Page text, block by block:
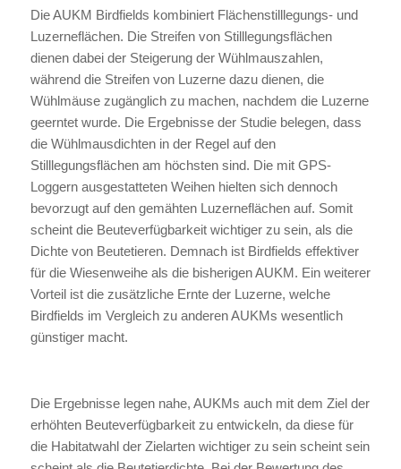
Die AUKM Birdfields kombiniert Flächenstilllegungs- und
Luzerneflächen. Die Streifen von Stilllegungsflächen
dienen dabei der Steigerung der Wühlmauszahlen,
während die Streifen von Luzerne dazu dienen, die
Wühlmäuse zugänglich zu machen, nachdem die Luzerne
geerntet wurde. Die Ergebnisse der Studie belegen, dass
die Wühlmausdichten in der Regel auf den
Stilllegungsflächen am höchsten sind. Die mit GPS-
Loggern ausgestatteten Weihen hielten sich dennoch
bevorzugt auf den gemähten Luzerneflächen auf. Somit
scheint die Beuteverfügbarkeit wichtiger zu sein, als die
Dichte von Beutetieren. Demnach ist Birdfields effektiver
für die Wiesenweihe als die bisherigen AUKM. Ein weiterer
Vorteil ist die zusätzliche Ernte der Luzerne, welche
Birdfields im Vergleich zu anderen AUKMs wesentlich
günstiger macht.
Die Ergebnisse legen nahe, AUKMs auch mit dem Ziel der
erhöhten Beuteverfügbarkeit zu entwickeln, da diese für
die Habitatwahl der Zielarten wichtiger zu sein scheint sein